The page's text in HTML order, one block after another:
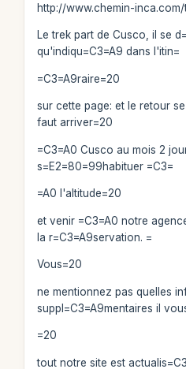
http://www.chemin-
Le trek part de Cusco, il se
qu'indiqu=C3=A9 dans l'itin=
=C3=A9raire=20
sur cette page: et le retour
faut arriver=20
=C3=A0 Cusco au mois 2
s=E2=80=99habituer =C3=
=A0 l'altitude=20
et venir =C3=A0 notre
la r=C3=A9servation. =
Vous=20
ne mentionnez pas quelles
suppl=C3=A9mentaires il
=20
tout notre site est